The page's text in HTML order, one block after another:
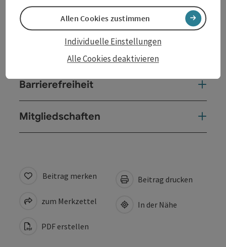
Anreise/Lage
Barrierefreiheit
Mitgliedschaften
Beitrag merken
zum Merkzettel
PDF erstellen
Beitrag drucken
In der Nähe
Alle Cookies deaktivieren
Individuelle Einstellungen
Allen Cookies zustimmen